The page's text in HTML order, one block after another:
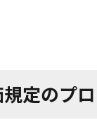
定のプ